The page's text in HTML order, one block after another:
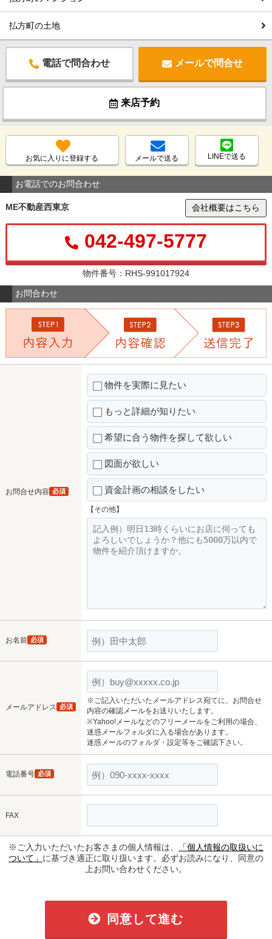
払方町の土地
電話で問合わせ メールで問合せ
来店予約
お気に入りに登録する メールで送る LINEで送る
お電話でのお問合わせ
ME不動産西東京 会社概要はこちら
042-497-5777
物件番号：RHS-991017924
お問合わせ
お問合せ内容 必須
物件を実際に見たい
もっと詳細が知りたい
希望に合う物件を探して欲しい
図面が欲しい
資金計画の相談をしたい
【その他】
お名前 必須
メールアドレス 必須
※ご記入いただいたメールアドレス宛てに、お問合せ
内容の確認メールをお送りいたします。
※Yahoo!メールなどのフリーメールをご利用の場合、
迷惑メールフォルダに入る場合があります。
迷惑メールのフォルダ・設定等をご確認下さい。
電話番号 必須
FAX
※ご入力いただいたお客さまの個人情報は、
「個人情報の取扱いに
ついて」 に基づき適正に取り扱います。必ずお読みになり、同意の
上お問い合わせください。
同意して進む